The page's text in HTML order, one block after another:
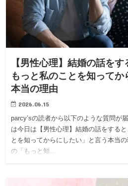
【男性心理】結婚の話を
もっと私のことを知ってか
本当の理由
2026.06.15
parcy’sの読者から以下のような質問が
は今日は【男性心理】結婚の話をする
とを知ってからにしたい」と言う本当
の「もっと知…